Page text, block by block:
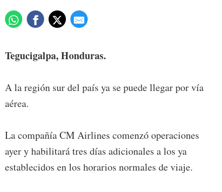
Tegucigalpa, Honduras.
A la región sur del país ya se puede llegar por vía
aérea.
La compañía CM Airlines comenzó operaciones
ayer y habilitará tres días adicionales a los ya
establecidos en los horarios normales de viaje.